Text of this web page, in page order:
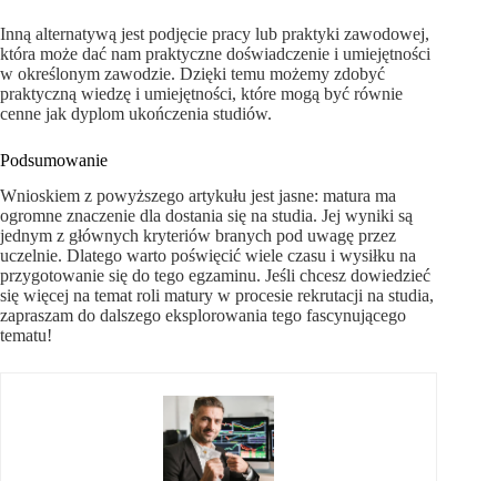
Inną alternatywą jest podjęcie pracy lub praktyki zawodowej,
która może dać nam praktyczne doświadczenie i umiejętności
w określonym zawodzie. Dzięki temu możemy zdobyć
praktyczną wiedzę i umiejętności, które mogą być równie
cenne jak dyplom ukończenia studiów.
Podsumowanie
Wnioskiem z powyższego artykułu jest jasne: matura ma
ogromne znaczenie dla dostania się na studia. Jej wyniki są
jednym z głównych kryteriów branych pod uwagę przez
uczelnie. Dlatego warto poświęcić wiele czasu i wysiłku na
przygotowanie się do tego egzaminu. Jeśli chcesz dowiedzieć
się więcej na temat roli matury w procesie rekrutacji na studia,
zapraszam do dalszego eksplorowania tego fascynującego
tematu!